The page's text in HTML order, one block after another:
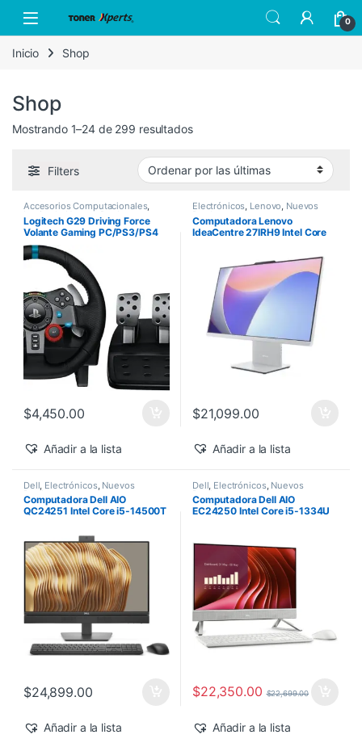
Open 0
Inicio Shop
Shop
Mostrando 1–24 de 299 resultadosSorted by latest
Filters
Accesorios Computacionales,
Logitech Nuevos Productos
Logitech G29 Driving Force
Volante Gaming PC/PS3/PS4
$4,450.00
Añadir a la lista
Electrónicos Lenovo Nuevos
Computadora Lenovo
IdeaCentre 27IRH9 Intel Core
512GB SSD Windows 11 Home
$21,099.00
Añadir a la lista
Dell Electrónicos, Nuevos
Productos
Computadora Dell AIO
QC24251 Intel Core i5-14500T
Windows 11 Pro
$24,899.00
Añadir a la lista
Dell Electrónicos, Nuevos
Productos
Computadora Dell AIO
EC24250 Intel Core i5-1334U
$22,350.00 $22,699.00
Añadir a la lista